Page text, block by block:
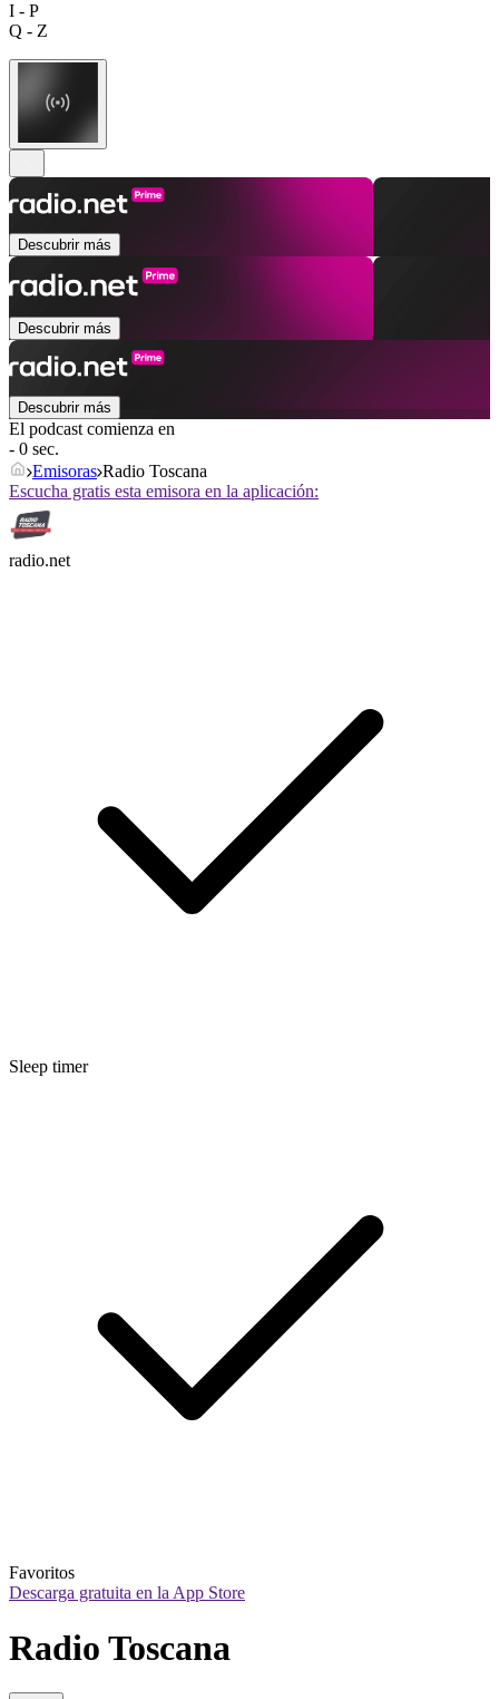
I - P
Q - Z
Descubrir más
Descubrir más
Descubrir más
El podcast comienza en
- 0 sec.
Emisoras Radio Toscana
Escucha gratis esta emisora en la aplicación:
radio.net
Sleep timer
Favoritos
Descarga gratuita en la App Store
Radio Toscana